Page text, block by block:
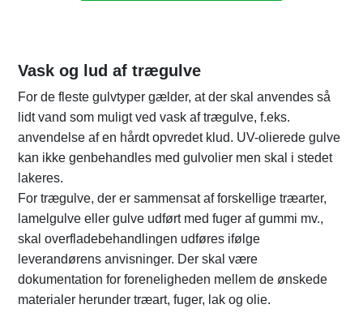
Vask og lud af trægulve
For de fleste gulvtyper gælder, at der skal anvendes så
lidt vand som muligt ved vask af trægulve, f.eks.
anvendelse af en hårdt opvredet klud. UV-olierede gulve
kan ikke genbehandles med gulvolier men skal i stedet
lakeres.
For trægulve, der er sammensat af forskellige træarter,
lamelgulve eller gulve udført med fuger af gummi mv.,
skal overfladebehandlingen udføres ifølge
leverandørens anvisninger. Der skal være
dokumentation for foreneligheden mellem de ønskede
materialer herunder træart, fuger, lak og olie.